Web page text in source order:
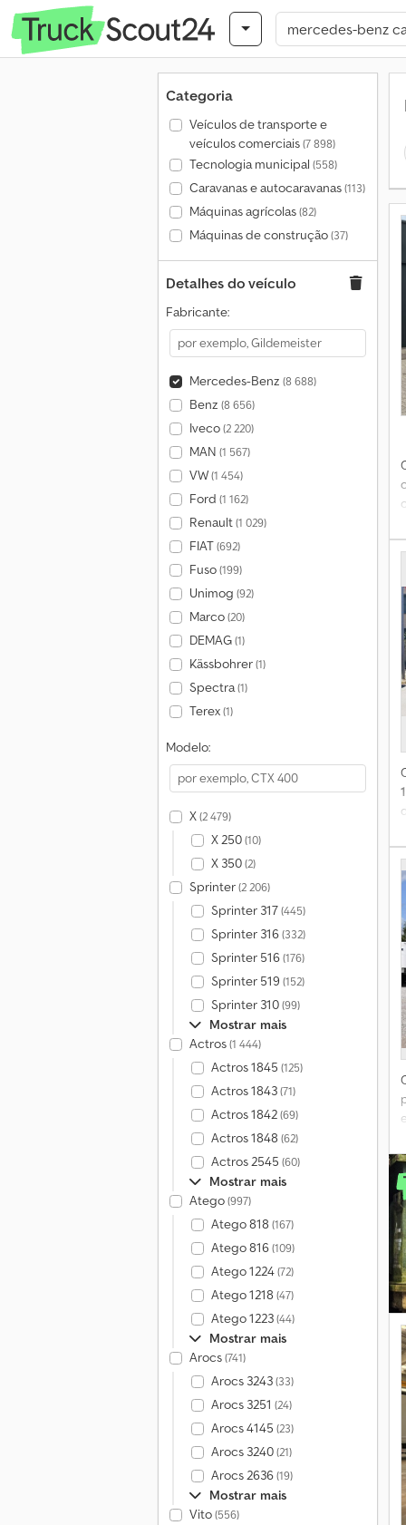
Categoria
Veículos de transporte e
veículos comerciais(7 898)
Tecnologia municipal (558)
Caravanas e autocaravanas(113)
Máquinas agrícolas(82)
Máquinas de construção(37)
Detalhes do veículo
Fabricante:
Mercedes-Benz (8 688)
Benz (8 656)
Iveco(2 220)
MAN (1 567)
VW(1 454)
Ford (1 162)
Renault(1 029)
FIAT(692)
Fuso(199)
Unimog (92)
Marco(20)
DEMAG(1)
Kässbohrer(1)
Spectra(1)
Terex(1)
Modelo:
X(2 479)
X 250(10)
X 350(2)
Sprinter(2 206)
Sprinter 317(445)
Sprinter 316(332)
Sprinter 516(176)
Sprinter 519 (152)
Sprinter 310(99)
Mostrar mais
Actros(1 444)
Actros 1845 (125)
Actros 1843(71)
Actros 1842(69)
Actros 1848 (62)
Actros 2545 (60)
Mostrar mais
Atego(997)
Atego 818 (167)
Atego 816(109)
Atego 1224(72)
Atego 1218 (47)
Atego 1223(44)
Mostrar mais
Arocs(741)
Arocs 3243(33)
Arocs 3251 (24)
Arocs 4145 (23)
Arocs 3240(21)
Arocs 2636(19)
Mostrar mais
Vito(556)
l